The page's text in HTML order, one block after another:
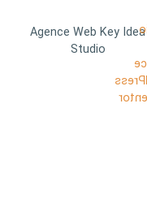
Agence Web Key Idea
Studio